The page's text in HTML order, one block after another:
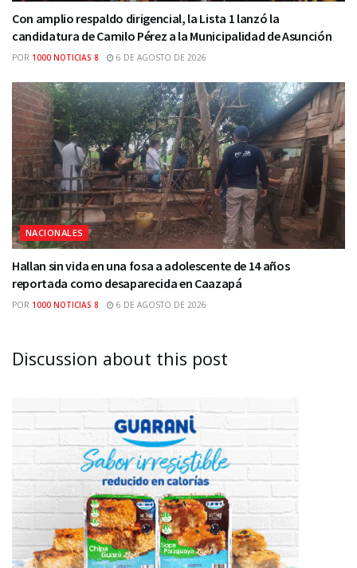
Con amplio respaldo dirigencial, la Lista 1 lanzó la
candidatura de Camilo Pérez a la Municipalidad de Asunción
POR 1000 NOTICIAS 8 6 DE AGOSTO DE 2026
NACIONALES
Hallan sin vida en una fosa a adolescente de 14 años
reportada como desaparecida en Caazapá
POR 1000 NOTICIAS 8 6 DE AGOSTO DE 2026
Discussion about this post